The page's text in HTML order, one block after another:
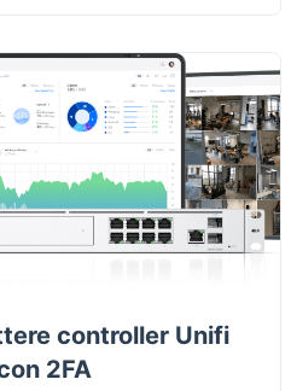
controller Unifi
2FA